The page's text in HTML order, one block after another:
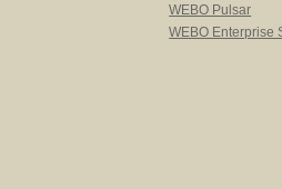
WEBO Pulsar
WEBO Enterprise